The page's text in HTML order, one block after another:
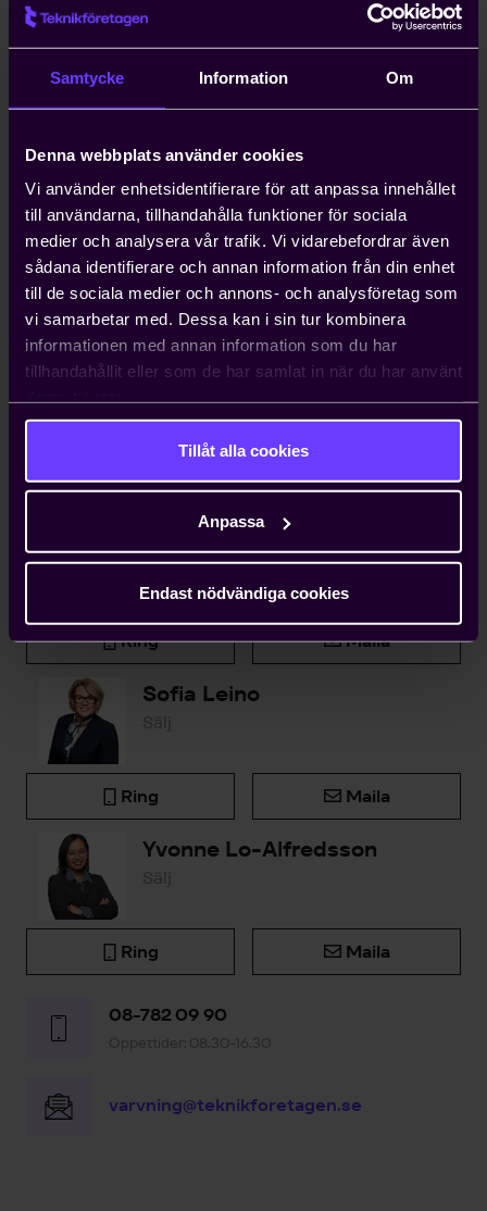
Samtycke Information Om
Denna webbplats använder cookies
Vi använder enhetsidentifierare för att anpassa innehållet
till användarna, tillhandahålla funktioner för sociala
medier och analysera vår trafik. Vi vidarebefordrar även
sådana identifierare och annan information från din enhet
till de sociala medier och annons- och analysföretag som
vi samarbetar med. Dessa kan i sin tur kombinera
informationen med annan information som du har
tillhandahållit eller som de har samlat in när du har använt
Tillåt alla cookies
Anpassa
Endast nödvändiga cookies
Kompetensförsörjning är ett växande
problem för entreprenörer, och att
till ett år. Teknikföretagen kan ordna
arbetstillstånd på tio dagar.
Hjälp med att driva viktiga
näringspolitiska frågor
Vi bedriver påverkans- och
opinionsarbete i Sverige och EU för att
ta tillvara våra medlemmars intressen.
Genom oss har du möjlighet att påverka
beslut som du som enskilt företag i
vanliga fall bara får ta konsekvenserna av.
Kontakta oss
Björn Widlert
Chef Medlemsenheten
Ring Maila
Sofia Leino
Sälj
Ring Maila
Yvonne Lo-Alfredsson
Sälj
Ring Maila
08-782 09 90
Öppettider: 08.30-16.30
varvning@teknikforetagen.se